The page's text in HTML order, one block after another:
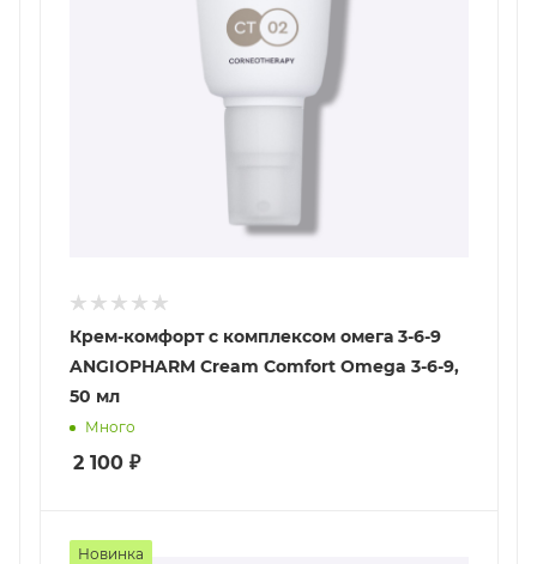
Крем-комфорт с комплексом омега 3-6-9
ANGIOPHARM Cream Comfort Omega 3-6-9,
50 мл
Много
2 100 ₽
Новинка